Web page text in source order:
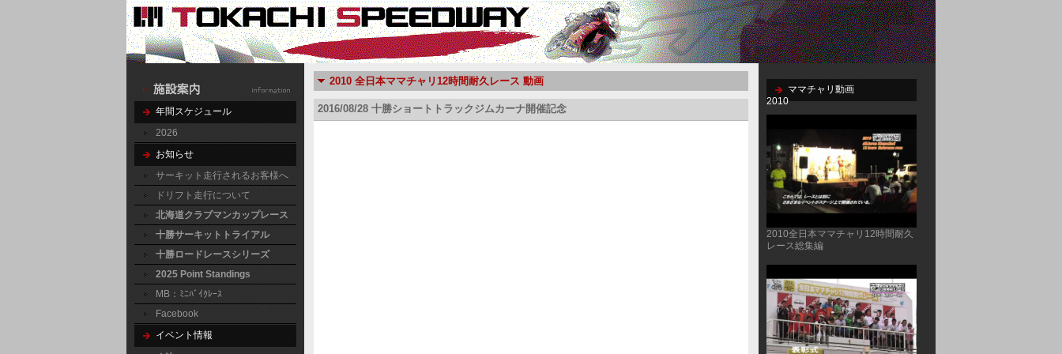
年間スケジュール
2026
お知らせ
サーキット走行されるお客様へ
ドリフト走行について
北海道クラブマンカップレース
十勝サーキットトライアル
十勝ロードレースシリーズ
2025 Point Standings
MB：ﾐﾆﾊﾞｲｸﾚｰｽ
Facebook
イベント情報
2010 全日本ママチャリ12時間耐久レース 動画
2016/08/28 十勝ショートトラックジムカーナ開催記念
ママチャリ動画
2010
2010全日本ママチャリ12時間耐久
レース総集編